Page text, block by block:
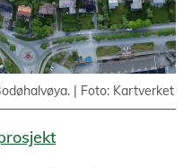
| Foto: Kartverket